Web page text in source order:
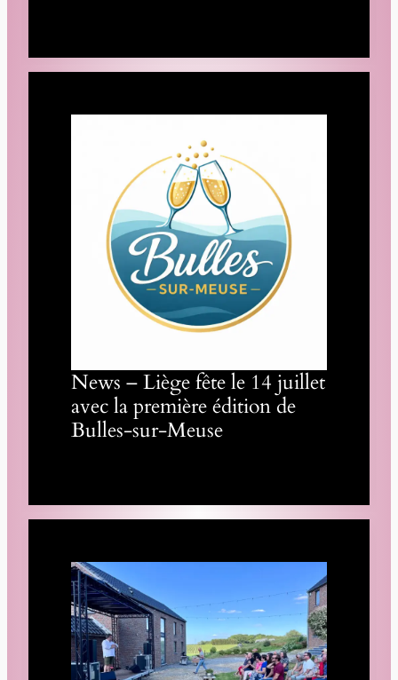
News – Liège fête le 14 juillet
avec la première édition de
Bulles-sur-Meuse